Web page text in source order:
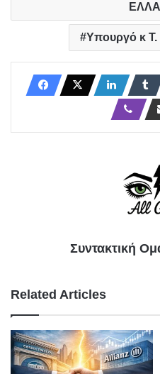
Υπουργό κ
Συντακτική
Related Articles